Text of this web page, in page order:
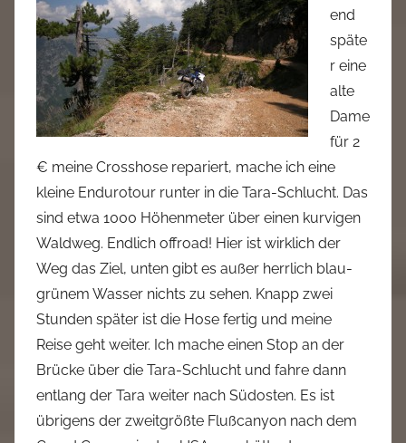
end
späte
r eine
alte
Dame
für 2
€ meine Crosshose repariert, mache ich eine
kleine Endurotour runter in die Tara-Schlucht. Das
sind etwa 1000 Höhenmeter über einen kurvigen
Waldweg. Endlich offroad! Hier ist wirklich der
Weg das Ziel, unten gibt es außer herrlich blau-
grünem Wasser nichts zu sehen. Knapp zwei
Stunden später ist die Hose fertig und meine
Reise geht weiter. Ich mache einen Stop an der
Brücke über die Tara-Schlucht und fahre dann
entlang der Tara weiter nach Südosten. Es ist
übrigens der zweitgrößte Flußcanyon nach dem